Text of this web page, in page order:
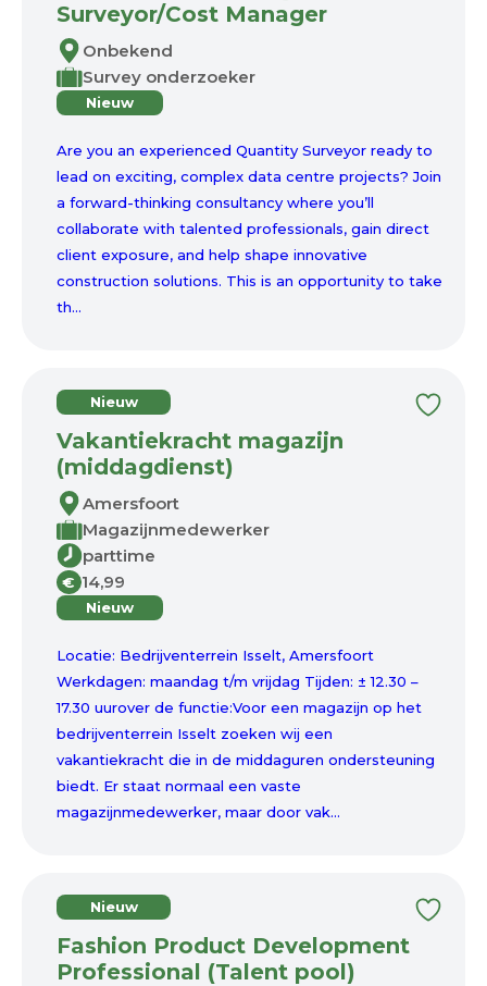
Surveyor/Cost Manager
Onbekend
Survey onderzoeker
Nieuw
Are you an experienced Quantity Surveyor ready to
lead on exciting, complex data centre projects? Join
a forward-thinking consultancy where you’ll
collaborate with talented professionals, gain direct
client exposure, and help shape innovative
construction solutions. This is an opportunity to take
th...
Nieuw
Vakantiekracht magazijn
(middagdienst)
Amersfoort
Magazijnmedewerker
parttime
€ 14,99
Nieuw
Locatie: Bedrijventerrein Isselt, Amersfoort
Werkdagen: maandag t/m vrijdag Tijden: ± 12.30 –
17.30 uurover de functie:Voor een magazijn op het
bedrijventerrein Isselt zoeken wij een
vakantiekracht die in de middaguren ondersteuning
biedt. Er staat normaal een vaste
magazijnmedewerker, maar door vak...
Nieuw
Fashion Product Development
Professional (Talent pool)